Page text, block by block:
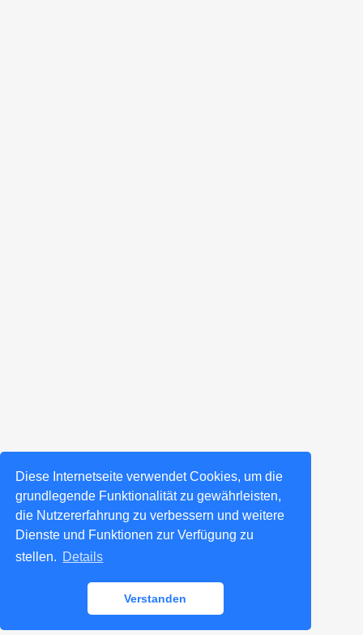
Diese Internetseite verwendet Cookies, um die
grundlegende Funktionalität zu gewährleisten,
die Nutzererfahrung zu verbessern und weitere
Dienste und Funktionen zur Verfügung zu
stellen. Details
Verstanden